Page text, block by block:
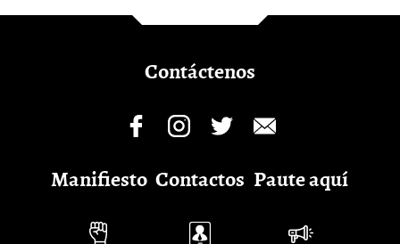
Contáctenos
Manifiesto Contactos Paute aquí